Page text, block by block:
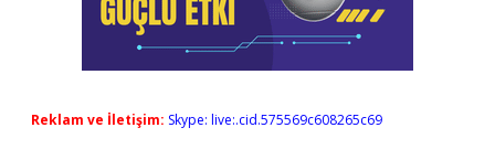
Reklam ve İletişim: Skype: live:.cid.575569c608265c69